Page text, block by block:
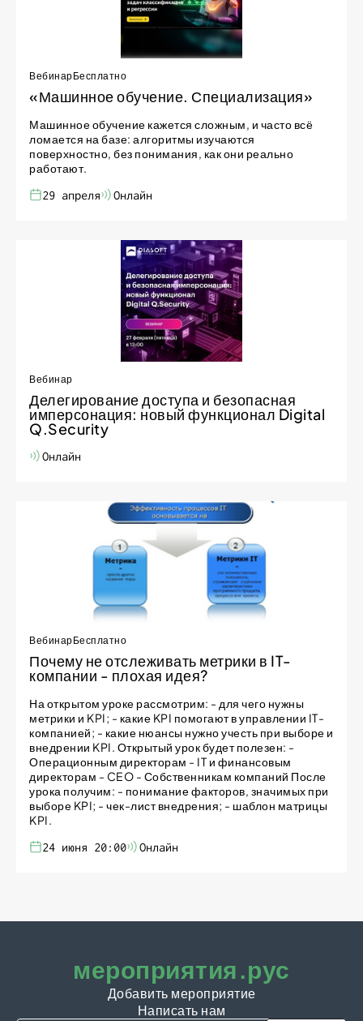
ВебинарБесплатно
«Машинное обучение. Специализация»
Машинное обучение кажется сложным, и часто всё
ломается на базе: алгоритмы изучаются
поверхностно, без понимания, как они реально
работают.
29 апреля
Онлайн
Вебинар
Делегирование доступа и безопасная
имперсонация: новый функционал Digital
Q.Security
Онлайн
ВебинарБесплатно
Почему не отслеживать метрики в IT-
компании - плохая идея?
На открытом уроке рассмотрим: - для чего нужны
метрики и KPI; - какие KPI помогают в управлении IT-
компанией; - какие нюансы нужно учесть при выборе и
внедрении KPI. Открытый урок будет полезен: -
Операционным директорам - IT и финансовым
директорам - CEO - Собственникам компаний После
урока получим: - понимание факторов, значимых при
выборе KPI; - чек-лист внедрения; - шаблон матрицы
KPI.
24 июня 20:00
Онлайн
мероприятия.рус
Добавить мероприятие
Написать нам